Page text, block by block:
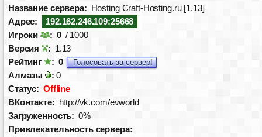
Название сервера: Hosting Craft-Hosting.ru [1.13]
Адрес:
192.162.246.109:25668
Игроки
: 0 / 1000
Версия
: 1.13
Рейтинг
: 0 Голосовать за сервер!
Алмазы : 0
Статус: Offline
ВКонтакте: http://vk.com/evworld
Загруженность: 0%
Привлекательность сервера: